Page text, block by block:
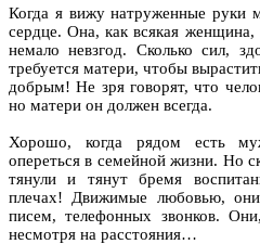
Когда я вижу натруженные руки
сердце. Она, как всякая
немало невзгод. Сколько сил,
требуется матери, чтобы
добрым! Не зря говорят, что
но матери он должен всегда.
Хорошо, когда рядом есть
опереться в семейной жизни. Но
тянули и тянут бремя
плечах! Движимые любовью,
писем, телефонных звонков.
несмотря на расстояния…